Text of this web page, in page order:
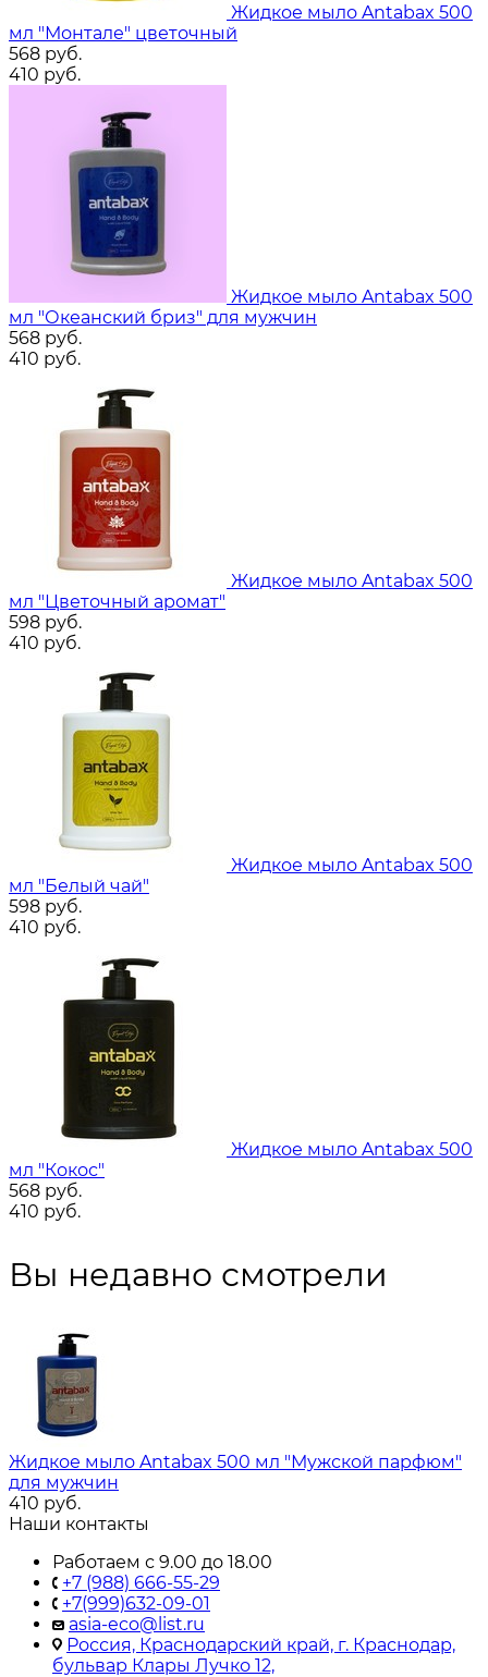
Жидкое мыло Antabax 500
мл "Монтале" цветочный
568 руб.
410 руб.
Жидкое мыло Antabax 500
мл "Океанский бриз" для мужчин
568 руб.
410 руб.
Жидкое мыло Antabax 500
мл "Цветочный аромат"
598 руб.
410 руб.
Жидкое мыло Antabax 500
мл "Белый чай"
598 руб.
410 руб.
Жидкое мыло Antabax 500
мл "Кокос"
568 руб.
410 руб.
Вы недавно смотрели
Жидкое мыло Antabax 500 мл "Мужской парфюм"
для мужчин
410 руб.
Наши контакты
Работаем с 9.00 до 18.00
+7 (988) 666-55-29
+7(999)632-09-01
asia-eco@list.ru
Россия, Краснодарский край, г. Краснодар,
бульвар Клары Лучко 12,